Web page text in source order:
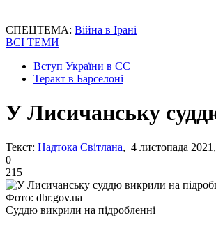
СПЕЦТЕМА: Війна в Ірані
ВСІ ТЕМИ
Вступ України в ЄС
Теракт в Барселоні
У Лисичанську
Текст: Надтока Світлана, 4 листопада
0
215
Фото: dbr.gov.ua
Суддю викрили на підробленні